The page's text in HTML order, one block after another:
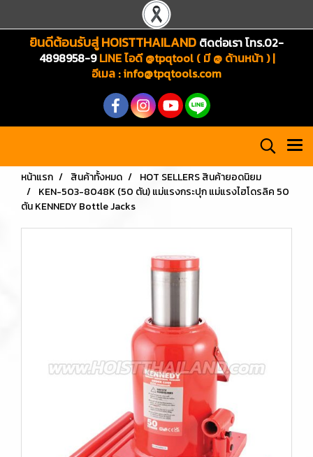
ยินดีต้อนรับสู่ HOISTTHAILAND ติดต่อเรา โทร.02-
4898958-9LINE ไอดี @tpqtool ( มี @ ด้านหน้า ) |
อีเมล :info@tpqtools.com
หน้าแรก สินค้าทั้งหมด
HOT SELLERS สินค้ายอดนิยม
KEN-503-8048K (50 ตัน) แม่แรงกระปุก แม่แรงไฮโดรลิค 50
ตัน KENNEDY Bottle Jacks